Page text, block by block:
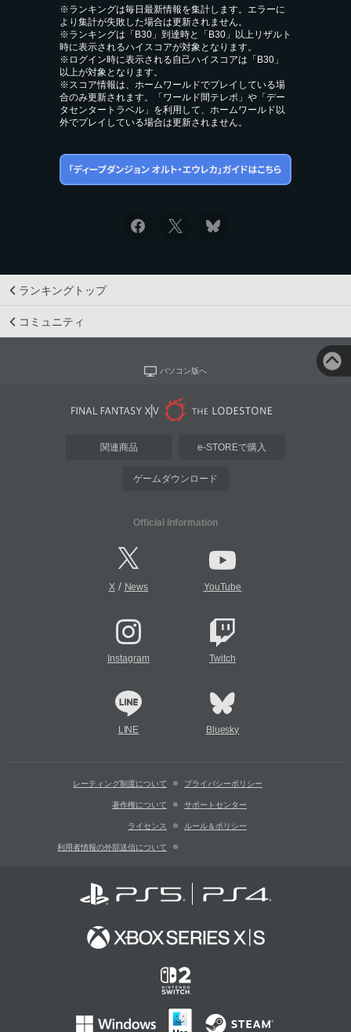
※ランキングは毎日最新情報を集計します。エラーに
より集計が失敗した場合は更新されません。
※ランキングは「B30」到達時と「B30」以上リザルト
時に表示されるハイスコアが対象となります。
※ログイン時に表示される自己ハイスコアは「B30」
以上が対象となります。
※スコア情報は、ホームワールドでプレイしている場
合のみ更新されます。「ワールド間テレポ」や「デー
タセンタートラベル」を利用して、ホームワールド以
外でプレイしている場合は更新されません。
ランキングトップ
コミュニティ
パソコン版へ
関連商品 e-STOREで購入
ゲームダウンロード
Official Information
X/ News YouTube
Instagram Twitch
LINE Bluesky
レーティング制度について プライバシーポリシー
著作権について サポートセンター
ライセンス ルール＆ポリシー
利用者情報の外部送信について